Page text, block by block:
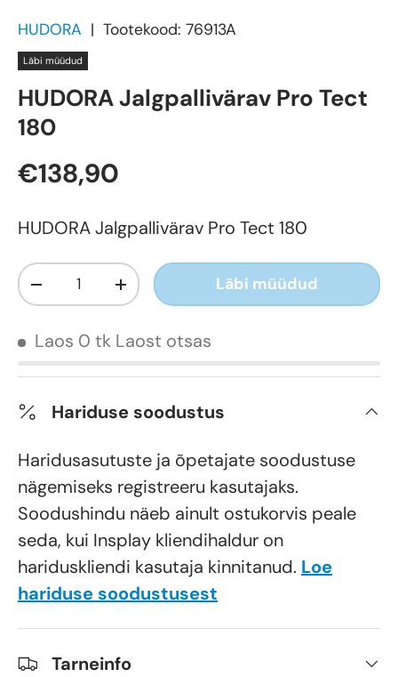
HUDORA | Tootekood: 76913A
Läbi müüdud
HUDORA Jalgpallivärav Pro Tect
180
€138,90
HUDORA Jalgpallivärav Pro Tect 180
Kogus
+ Läbi müüdud
Laos 0 tk Laost otsas
Hariduse soodustus
Haridusasutuste ja õpetajate soodustuse
nägemiseks registreeru kasutajaks.
Soodushindu näeb ainult ostukorvis peale
seda, kui Insplay kliendihaldur on
hariduskliendi kasutaja kinnitanud. Loe
hariduse soodustusest
Tarneinfo